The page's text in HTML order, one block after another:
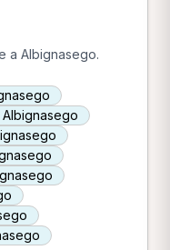
a Albignasego.